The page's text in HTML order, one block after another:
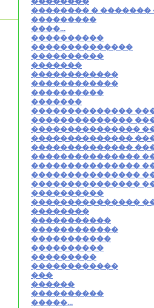
�������� �
���������
����...
����������
��������������
����������
�������
������������
������������
����������
�������
��������������
��������������
���������������
��������������
��������������
���������������
���������������
���������������
���������������
����������
���������������
��������
�����������
������������
�����������
����������
���������
������������
���
������
����������
�����...